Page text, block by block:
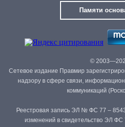
Памяти
©
Сетевое издание Правмир
надзору в сфере связи,
коммуникаций
Реестровая запись ЭЛ № ФС 77 –
изменений в свидетельство ЭЛ ФС